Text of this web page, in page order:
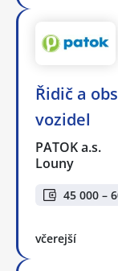
Řidič a
vozidel
PATOK a.s.
Louny
45 000 –
včerejší